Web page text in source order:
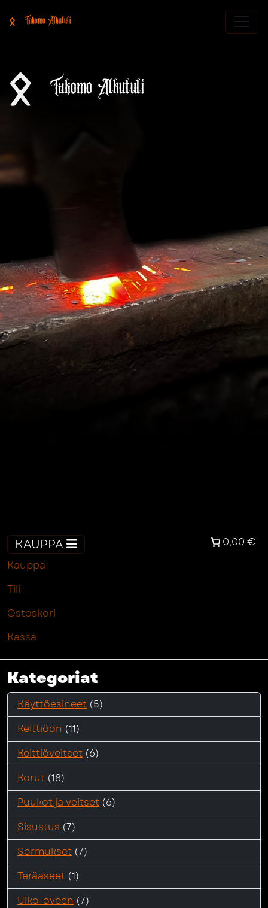
Takomo Alkutuli
Takomo Alkutuli
KAUPPA
Kauppa
Tili
Ostoskori
Kassa
0,00 €
Kategoriat
Käyttöesineet (5)
Keittiöön (11)
Keittiöveitset (6)
Korut (18)
Puukot ja veitset (6)
Sisustus (7)
Sormukset (7)
Teräaseet (1)
Ulko-oveen (7)